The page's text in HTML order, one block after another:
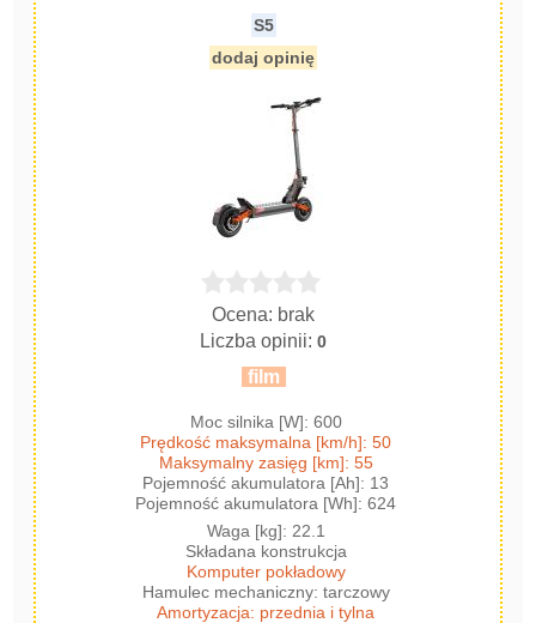
S5
dodaj opinię
Ocena: brak
Liczba opinii:0
film
Moc silnika [W]: 600
Prędkość maksymalna [km/h]: 50
Maksymalny zasięg [km]: 55
Pojemność akumulatora [Ah]: 13
Pojemność akumulatora [Wh]: 624
Waga [kg]: 22.1
Składana konstrukcja
Komputer pokładowy
Hamulec mechaniczny: tarczowy
Amortyzacja: przednia i tylna